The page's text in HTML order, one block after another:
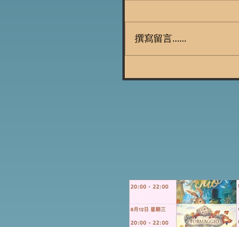
撰寫留言......